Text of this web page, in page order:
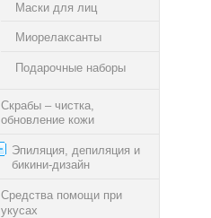
Маски для лиц
Миорелаксанты
Подарочные наборы
Скрабы – чистка,
обновление кожи
Эпиляция, депиляция и
бикини-дизайн
Средства помощи при
укусах